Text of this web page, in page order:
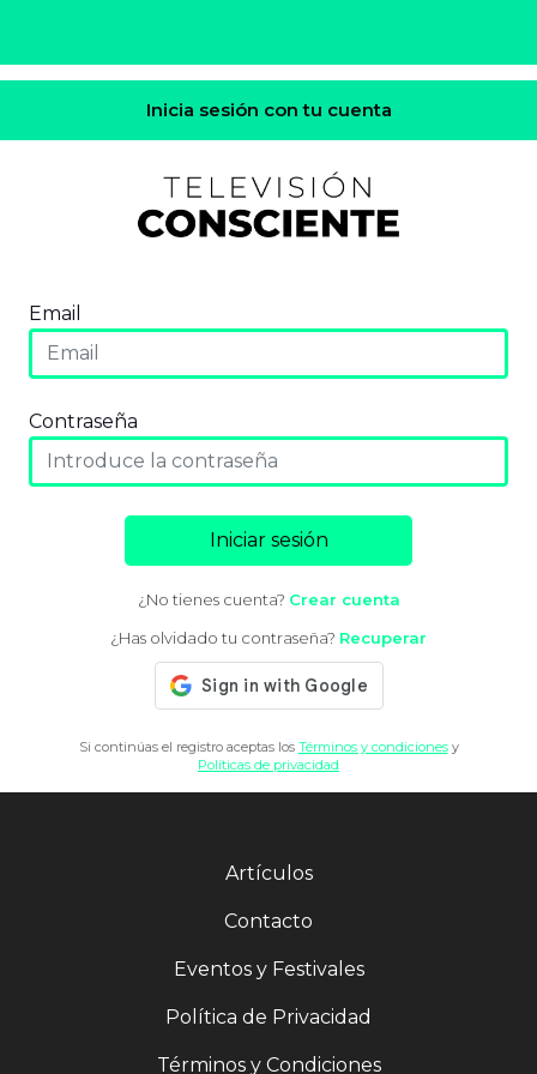
Inicia sesión con tu cuenta
Email
Contraseña
Iniciar sesión
¿No tienes cuenta? Crear cuenta
¿Has olvidado tu contraseña? Recuperar
Si continúas el registro aceptas los Términos y condicionesy
Políticas de privacidad
Artículos
Contacto
Eventos y Festivales
Política de Privacidad
Términos y Condiciones